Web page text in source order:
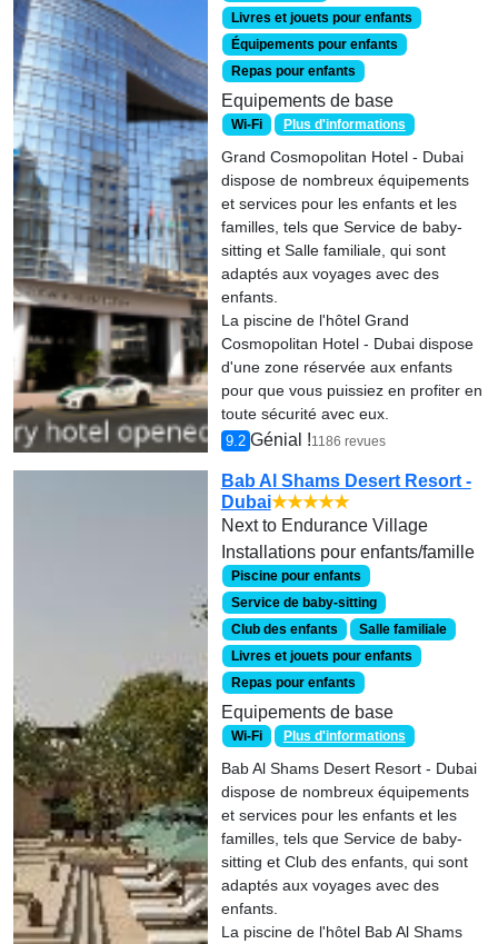
Livres et jouets pour enfants
Équipements pour enfants
Repas pour enfants
Equipements de base
Wi-Fi Plus d'informations
Grand Cosmopolitan Hotel - Dubai
dispose de nombreux équipements
et services pour les enfants et les
familles, tels que Service de baby-
sitting et Salle familiale, qui sont
adaptés aux voyages avec des
enfants.
La piscine de l'hôtel Grand
Cosmopolitan Hotel - Dubai dispose
d'une zone réservée aux enfants
pour que vous puissiez en profiter en
toute sécurité avec eux.
9.2 Génial !1186 revues
Bab Al Shams Desert Resort -
Dubai★★★★★
Next to Endurance Village
Installations pour enfants/famille
Piscine pour enfants
Service de baby-sitting
Club des enfants
Salle familiale
Livres et jouets pour enfants
Repas pour enfants
Equipements de base
Wi-Fi Plus d'informations
Bab Al Shams Desert Resort - Dubai
dispose de nombreux équipements
et services pour les enfants et les
familles, tels que Service de baby-
sitting et Club des enfants, qui sont
adaptés aux voyages avec des
enfants.
La piscine de l'hôtel Bab Al Shams